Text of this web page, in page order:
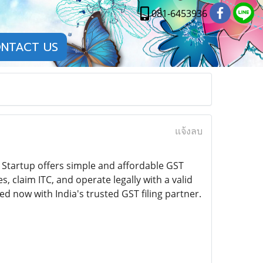
081-6453936
US
แจ้งลบ
offers simple and affordable GST
claim ITC, and operate legally with a valid
now with India's trusted GST filing partner.